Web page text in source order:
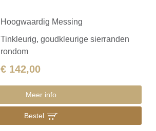
Hoogwaardig Messing
Tinkleurig, goudkleurige sierranden
rondom
€ 142,00
Meer info
Bestel